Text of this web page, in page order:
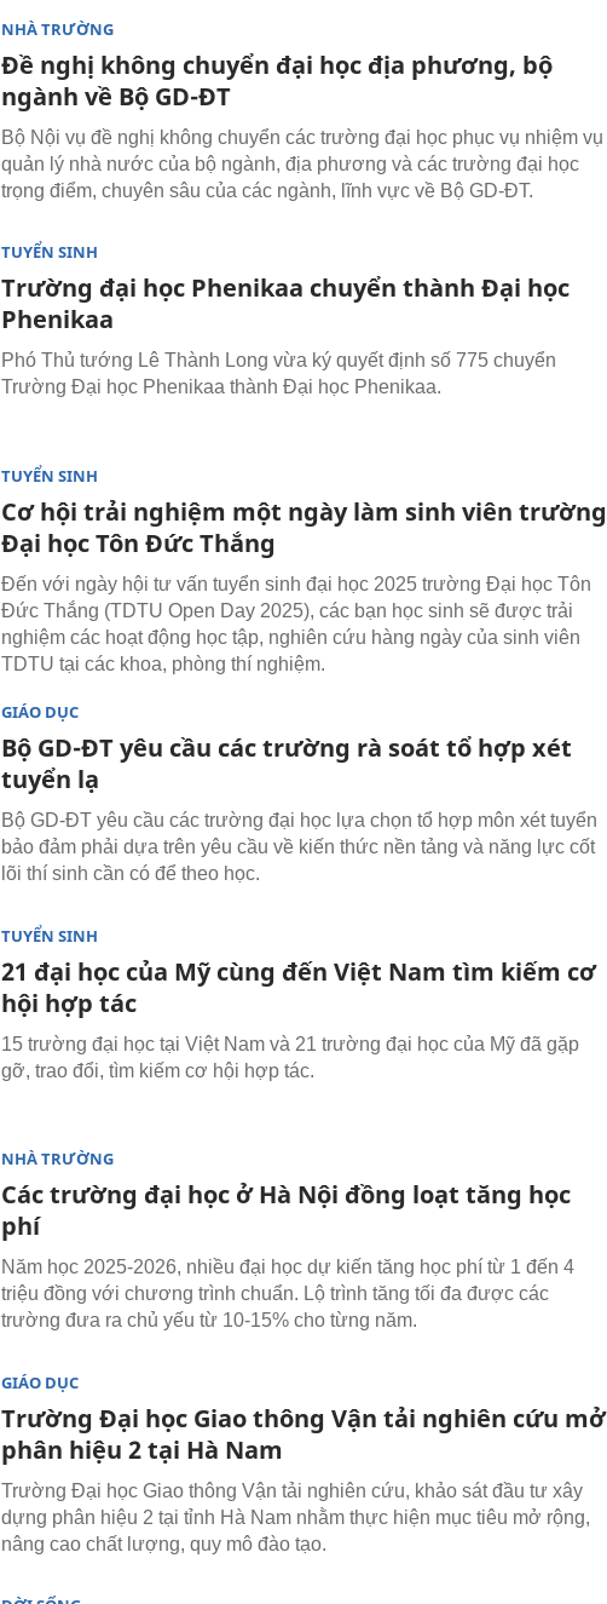
NHÀ TRƯỜNG
Đề nghị không chuyển đại học địa phương, bộ
ngành về Bộ GD-ĐT
Bộ Nội vụ đề nghị không chuyển các trường đại học phục vụ nhiệm vụ
quản lý nhà nước của bộ ngành, địa phương và các trường đại học
trọng điểm, chuyên sâu của các ngành, lĩnh vực về Bộ GD-ĐT.
TUYỂN SINH
Trường đại học Phenikaa chuyển thành Đại học
Phenikaa
Phó Thủ tướng Lê Thành Long vừa ký quyết định số 775 chuyển
Trường Đại học Phenikaa thành Đại học Phenikaa.
TUYỂN SINH
Cơ hội trải nghiệm một ngày làm sinh viên trường
Đại học Tôn Đức Thắng
Đến với ngày hội tư vấn tuyển sinh đại học 2025 trường Đại học Tôn
Đức Thắng (TDTU Open Day 2025), các bạn học sinh sẽ được trải
nghiệm các hoạt động học tập, nghiên cứu hàng ngày của sinh viên
TDTU tại các khoa, phòng thí nghiệm.
GIÁO DỤC
Bộ GD-ĐT yêu cầu các trường rà soát tổ hợp xét
tuyển lạ
Bộ GD-ĐT yêu cầu các trường đại học lựa chọn tổ hợp môn xét tuyển
bảo đảm phải dựa trên yêu cầu về kiến thức nền tảng và năng lực cốt
lõi thí sinh cần có để theo học.
TUYỂN SINH
21 đại học của Mỹ cùng đến Việt Nam tìm kiếm cơ
hội hợp tác
15 trường đại học tại Việt Nam và 21 trường đại học của Mỹ đã gặp
gỡ, trao đổi, tìm kiếm cơ hội hợp tác.
NHÀ TRƯỜNG
Các trường đại học ở Hà Nội đồng loạt tăng học
phí
Năm học 2025-2026, nhiều đại học dự kiến tăng học phí từ 1 đến 4
triệu đồng với chương trình chuẩn. Lộ trình tăng tối đa được các
trường đưa ra chủ yếu từ 10-15% cho từng năm.
GIÁO DỤC
Trường Đại học Giao thông Vận tải nghiên cứu mở
phân hiệu 2 tại Hà Nam
Trường Đại học Giao thông Vận tải nghiên cứu, khảo sát đầu tư xây
dựng phân hiệu 2 tại tỉnh Hà Nam nhằm thực hiện mục tiêu mở rộng,
nâng cao chất lượng, quy mô đào tạo.